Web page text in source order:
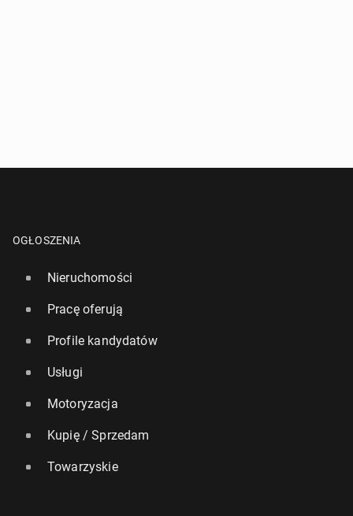
OGŁOSZENIA
Nieruchomości
Pracę oferują
Profile kandydatów
Usługi
Motoryzacja
Kupię / Sprzedam
Towarzyskie